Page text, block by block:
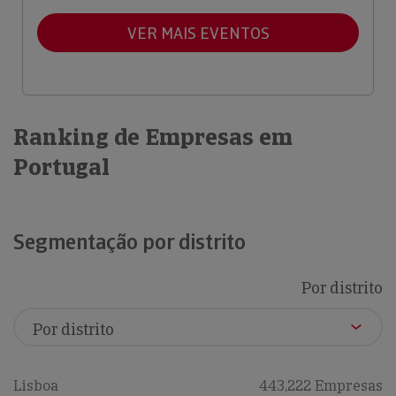
VER MAIS EVENTOS
Ranking de Empresas em
Portugal
Segmentação por distrito
Por distrito
Lisboa 443,222 Empresas